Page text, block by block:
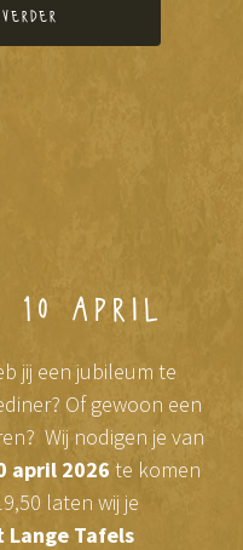
10 april
jij een jubileum te
Of gewoon een
Wij nodigen je van
april 2026 te komen
laten wij je
Lange Tafels